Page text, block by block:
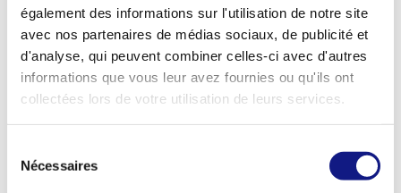
également des informations sur l'utilisation de notre site
avec nos partenaires de médias sociaux, de publicité et
d'analyse, qui peuvent combiner celles-ci avec d'autres
informations que vous leur avez fournies ou qu'ils ont
collectées lors de votre utilisation de leurs services.
Nécessaires
Cette journée offre un cadre engagé et propice aux
rencontres entre professionnels des Ressources
Humaines à la recherche de la réussite de divers
projets stratégiques ou opérationnels, auxquels ils
sont confrontés au quotidien.
Valeur ajoutée du salon